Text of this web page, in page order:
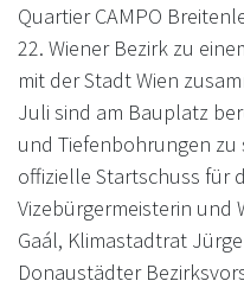
Quartier CAMPO
22. Wiener Bezirk zu
mit der Stadt Wien
Juli sind am Bauplatz
und Tiefenbohrungen zu
offizielle Startschuss für
Vizebürgermeisterin
Gaál, Klimastadtrat
Donaustädter